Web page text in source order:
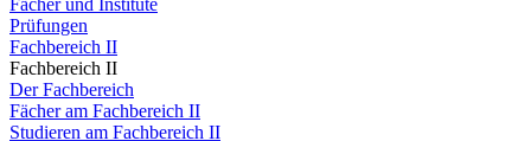
Fächer und Institute
Prüfungen
Fachbereich II
Fachbereich II
Der Fachbereich
Fächer am Fachbereich II
Studieren am Fachbereich II